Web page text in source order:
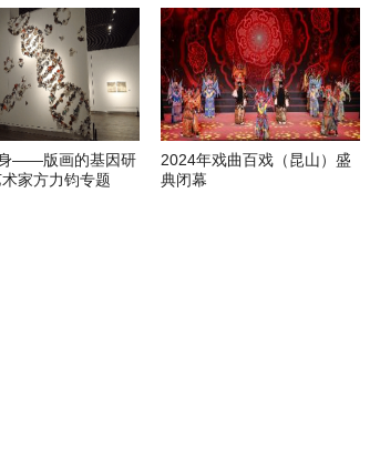
——版画的基因研
家方力钧专题
2024年戏曲百戏（昆山）盛
典闭幕